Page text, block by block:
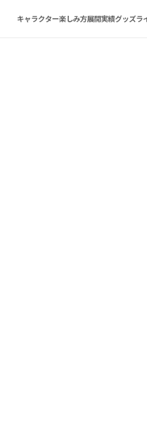
キャラクター楽しみ方展開実績グッズラ